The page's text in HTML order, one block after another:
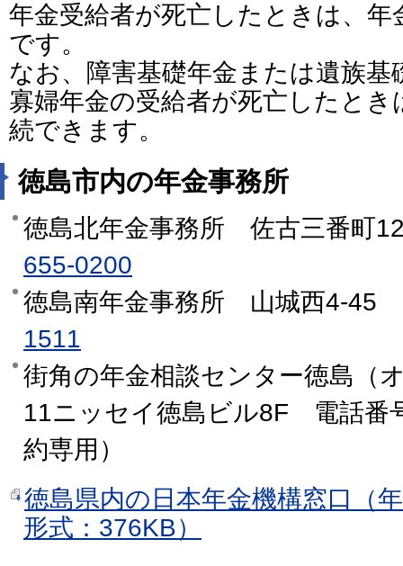
年金受給者が死亡したときは、年
です。
なお、障害基礎年金または遺族基
寡婦年金の受給者が死亡したと
続できます。
徳島市内の年金事務所
徳島北年金事務所 佐古三番町
655-0200
徳島南年金事務所 山城西4-45
1511
街角の年金相談センター徳島（
11ニッセイ徳島ビル8F 電話番
約専用）
徳島県内の日本年金機構窓口（
形式：376KB）